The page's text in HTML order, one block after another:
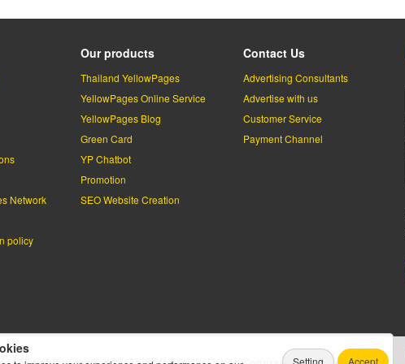
Network
policy
Our products
Thailand YellowPages
YellowPages Online Service
YellowPages Blog
Green Card
YP Chatbot
Promotion
SEO Website Creation
Contact Us
Advertising Consultants
Advertise with us
Customer Service
Payment Channel
Setting Accept